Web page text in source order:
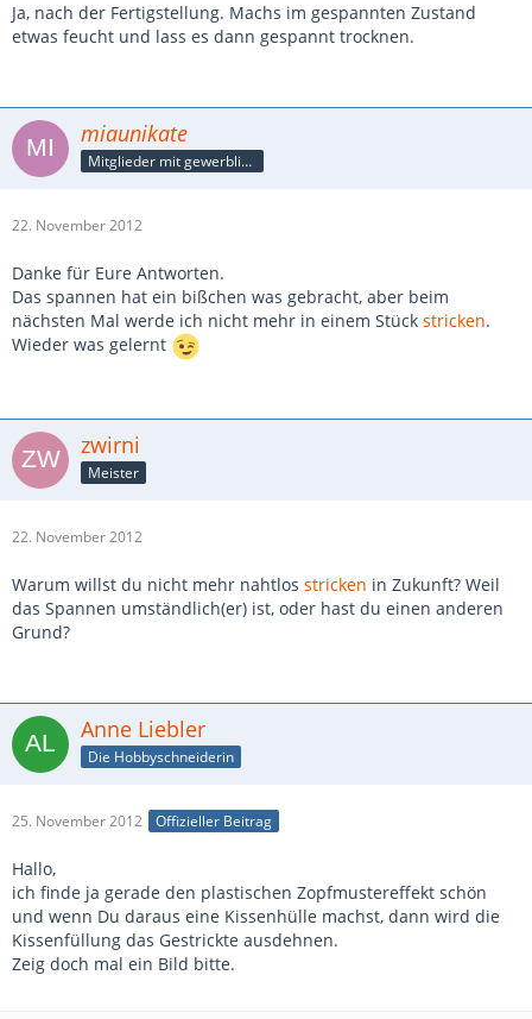
Ja, nach der Fertigstellung. Machs im gespannten Zustand
etwas feucht und lass es dann gespannt trocknen.
miaunikate
Mitglieder mit gewerblicher Verbindung, auch als Mitarbeiter/in
22. November 2012
Danke für Eure Antworten.
Das spannen hat ein bißchen was gebracht, aber beim
nächsten Mal werde ich nicht mehr in einem Stück stricken.
Wieder was gelernt
zwirni
Meister
22. November 2012
Warum willst du nicht mehr nahtlos stricken in Zukunft? Weil
das Spannen umständlich(er) ist, oder hast du einen anderen
Grund?
Anne Liebler
Die Hobbyschneiderin
25. November 2012 Offizieller Beitrag
Hallo,
ich finde ja gerade den plastischen Zopfmustereffekt schön
und wenn Du daraus eine Kissenhülle machst, dann wird die
Kissenfüllung das Gestrickte ausdehnen.
Zeig doch mal ein Bild bitte.